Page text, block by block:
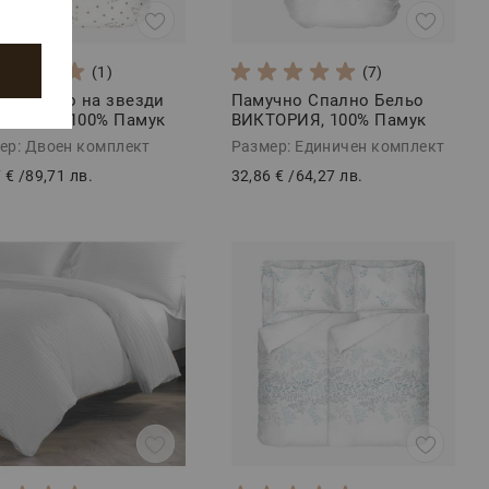
(1)
Бельо на звезди
2, 100% Памук
4 части
Двоен комплект
€ /89,71 лв.
(7)
Памучно Спално Бельо
ВИКТОРИЯ, 100% Памук
Ранфорс, 3 части
Размер: Единичен комплект
32,86 € /64,27 лв.